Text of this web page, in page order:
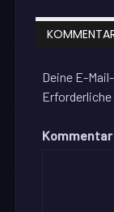
Deine E-
Kommentar